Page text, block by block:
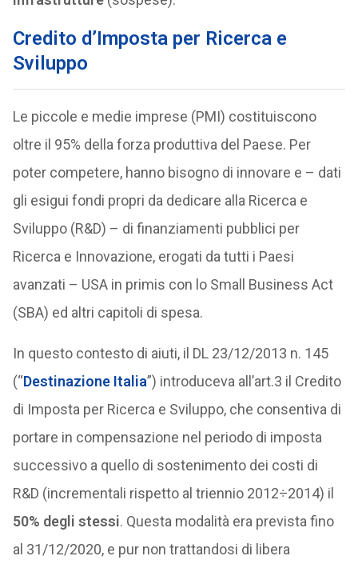
Credito d’Imposta per Ricerca e
Sviluppo
Le piccole e medie imprese (PMI) costituiscono
oltre il 95% della forza produttiva del Paese. Per
poter competere, hanno bisogno di innovare e – dati
gli esigui fondi propri da dedicare alla Ricerca e
Sviluppo (R&D) – di finanziamenti pubblici per
Ricerca e Innovazione, erogati da tutti i Paesi
avanzati – USA in primis con lo Small Business Act
(SBA) ed altri capitoli di spesa.
In questo contesto di aiuti, il DL 23/12/2013 n. 145
(“Destinazione Italia”) introduceva all’art.3 il Credito
di Imposta per Ricerca e Sviluppo, che consentiva di
portare in compensazione nel periodo di imposta
successivo a quello di sostenimento dei costi di
R&D (incrementali rispetto al triennio 2012÷2014) il
50% degli stessi. Questa modalità era prevista fino
al 31/12/2020, e pur non trattandosi di libera